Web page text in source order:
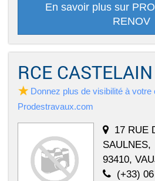
En savoir plus sur
RENOV
RCE
Donnez plus de visibilité à votre
Prodestravaux.com
17 RUE
SAULNES,
93410,
(+33)